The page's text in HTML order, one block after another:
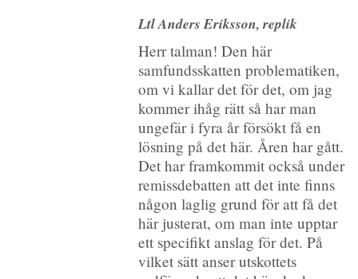
Ltl Anders Eriksson, replik
Herr talman! Den här
samfundsskatten problematiken,
om vi kallar det för det, om jag
kommer ihåg rätt så har man
ungefär i fyra år försökt få en
lösning på det här. Åren har gått.
Det har framkommit också under
remissdebatten att det inte finns
någon laglig grund för att få det
här justerat, om man inte upptar
ett specifikt anslag för det. På
vilket sätt anser utskottets